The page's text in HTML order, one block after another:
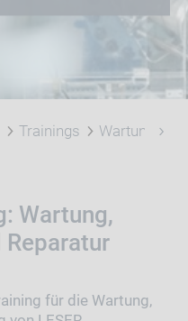
Trainings Wartung,
Wartung,
für die Wartung,